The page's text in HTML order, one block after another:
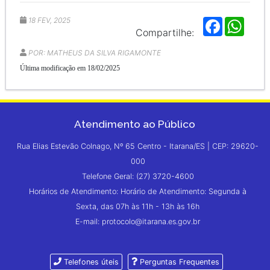
Compartilhe:
F
a
k
p
18 FEV, 2025
POR: MATHEUS DA SILVA RIGAMONTE
Última modificação em 18/02/2025
Atendimento ao Público
Rua Elias Estevão Colnago, Nº 65 Centro - Itarana/ES | CEP: 29620-
000
Telefone Geral: (27) 3720-4600
Horários de Atendimento: Horário de Atendimento: Segunda à
Sexta, das 07h às 11h - 13h às 16h
E-mail: protocolo@itarana.es.gov.br
Telefones úteis Perguntas Frequentes